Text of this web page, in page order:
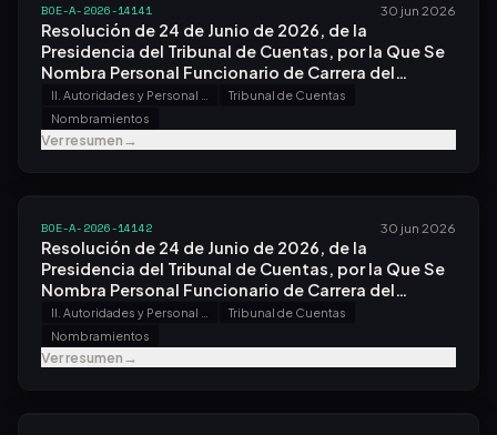
BOE-A-2026-14141 30 jun 2026
Resolución de 24 de Junio de 2026, de la
Presidencia del Tribunal de Cuentas, por la Que Se
Nombra Personal Funcionario de Carrera del
Cuerpo Superior de Auditores del Tribunal de
Cuentas.
Tribunal de Cuentas
Nombramientos
Ver resumen→
BOE-A-2026-14142 30 jun 2026
Resolución de 24 de Junio de 2026, de la
Presidencia del Tribunal de Cuentas, por la Que Se
Nombra Personal Funcionario de Carrera del
Cuerpo Superior de Letrados del Tribunal de
Cuentas.
Tribunal de Cuentas
Nombramientos
Ver resumen→